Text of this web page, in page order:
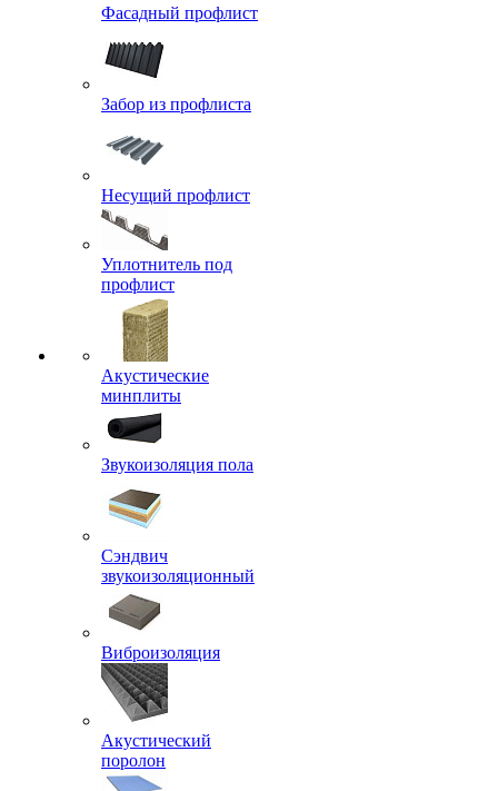
Фасадный профлист
Забор из профлиста
Несущий профлист
Уплотнитель под
профлист
Акустические
минплиты
Звукоизоляция пола
Сэндвич
звукоизоляционный
Виброизоляция
Акустический
поролон